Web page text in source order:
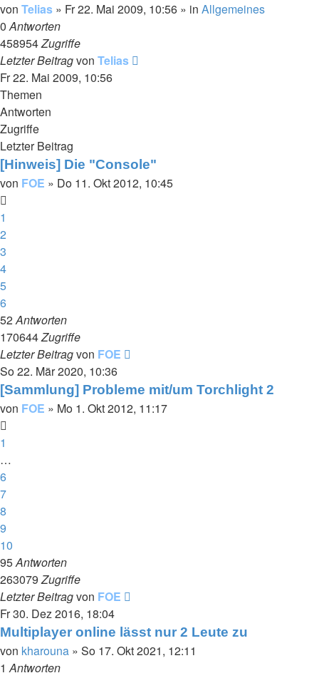
von Telias » Fr 22. Mai 2009, 10:56 » in Allgemeines
0Antworten
458954Zugriffe
Letzter Beitragvon Telias
Fr 22. Mai 2009, 10:56
Themen
Antworten
Zugriffe
Letzter Beitrag
[Hinweis] Die "Console"
von FOE » Do 11. Okt 2012, 10:45
1
2
3
4
5
6
52Antworten
170644Zugriffe
Letzter Beitragvon FOE
So 22. Mär 2020, 10:36
[Sammlung] Probleme mit/um Torchlight 2
von FOE » Mo 1. Okt 2012, 11:17
1
…
6
7
8
9
10
95Antworten
263079Zugriffe
Letzter Beitragvon FOE
Fr 30. Dez 2016, 18:04
Multiplayer online lässt nur 2 Leute zu
von kharouna » So 17. Okt 2021, 12:11
1Antworten